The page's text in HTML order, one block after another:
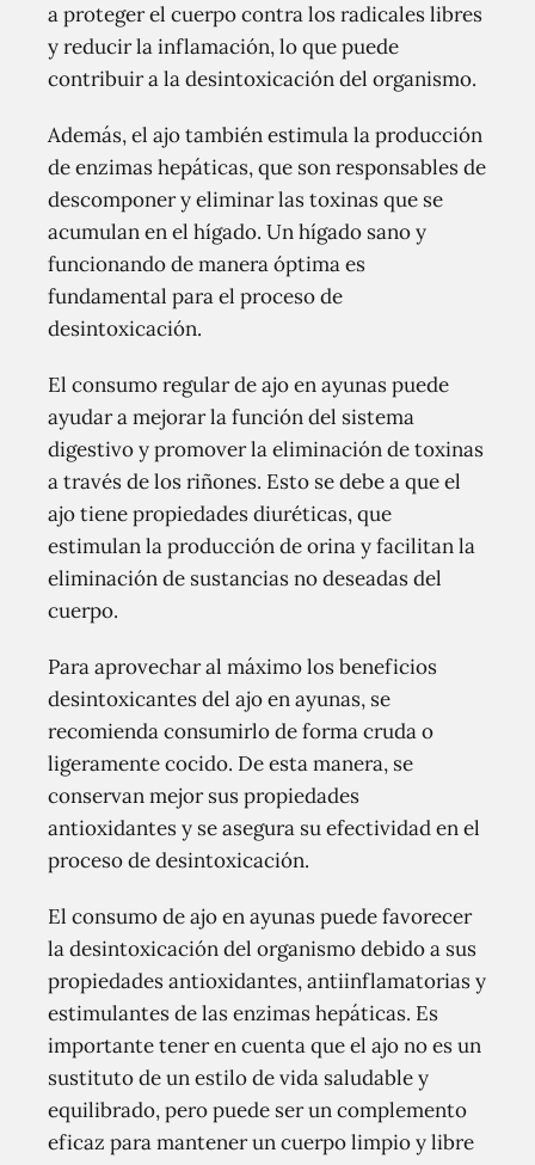
a proteger el cuerpo contra los radicales libres
y reducir la inflamación, lo que puede
contribuir a la desintoxicación del organismo.
Además, el ajo también estimula la producción
de enzimas hepáticas, que son responsables de
descomponer y eliminar las toxinas que se
acumulan en el hígado. Un hígado sano y
funcionando de manera óptima es
fundamental para el proceso de
desintoxicación.
El consumo regular de ajo en ayunas puede
ayudar a mejorar la función del sistema
digestivo y promover la eliminación de toxinas
a través de los riñones. Esto se debe a que el
ajo tiene propiedades diuréticas, que
estimulan la producción de orina y facilitan la
eliminación de sustancias no deseadas del
cuerpo.
Para aprovechar al máximo los beneficios
desintoxicantes del ajo en ayunas, se
recomienda consumirlo de forma cruda o
ligeramente cocido. De esta manera, se
conservan mejor sus propiedades
antioxidantes y se asegura su efectividad en el
proceso de desintoxicación.
El consumo de ajo en ayunas puede favorecer
la desintoxicación del organismo debido a sus
propiedades antioxidantes, antiinflamatorias y
estimulantes de las enzimas hepáticas. Es
importante tener en cuenta que el ajo no es un
sustituto de un estilo de vida saludable y
equilibrado, pero puede ser un complemento
eficaz para mantener un cuerpo limpio y libre